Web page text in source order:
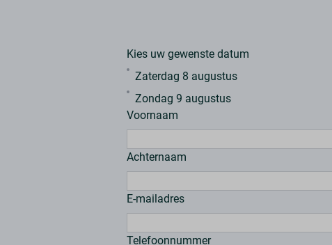
Kies uw gewenste datum
Zaterdag 8 augustus
Zondag 9 augustus
Voornaam
Achternaam
E-mailadres
Telefoonnummer